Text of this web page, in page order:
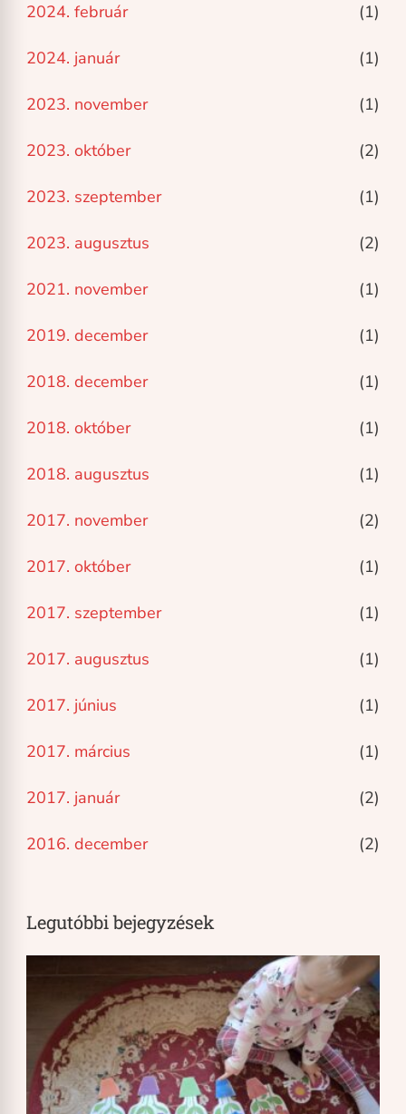
2024. február (1)
2024. január (1)
2023. november (1)
2023. október (2)
2023. szeptember (1)
2023. augusztus (2)
2021. november (1)
2019. december (1)
2018. december (1)
2018. október (1)
2018. augusztus (1)
2017. november (2)
2017. október (1)
2017. szeptember (1)
2017. augusztus (1)
2017. június (1)
2017. március (1)
2017. január (2)
2016. december (2)
Legutóbbi bejegyzések